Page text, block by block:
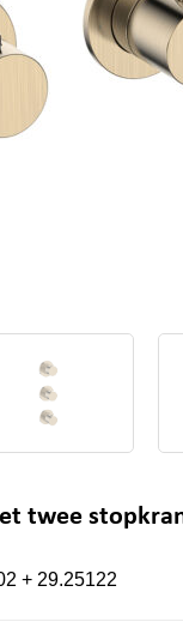
twee
+ 29.25122